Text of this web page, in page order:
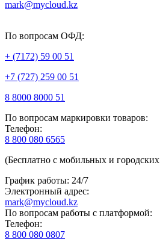
mark@mycloud.kz
По вопросам ОФД:
+ (7172) 59 00 51
+7 (727) 259 00 51
8 8000 8000 51
По вопросам маркировки товаров:
Телефон:
8 800 080 6565
(Бесплатно с мобильных и
График работы: 24/7
Электронный адрес:
mark@mycloud.kz
По вопросам работы с платформой:
Телефон:
8 800 080 0807